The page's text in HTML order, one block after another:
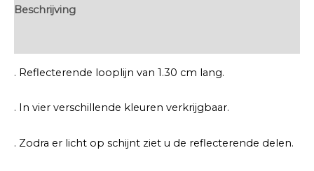
Beschrijving
. Reflecterende looplijn van 1.30 cm lang.
. In vier verschillende kleuren verkrijgbaar.
. Zodra er licht op schijnt ziet u de reflecterende delen.